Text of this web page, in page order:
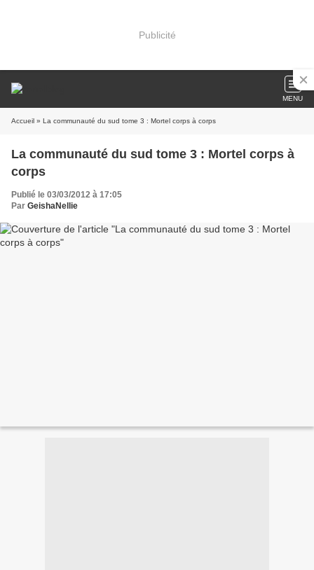
Publicité
MENU
Accueil » La communauté du sud tome 3 : Mortel corps à corps
La communauté du sud tome 3 : Mortel corps à
corps
Publié le 03/03/2012 à 17:05
Par GeishaNellie